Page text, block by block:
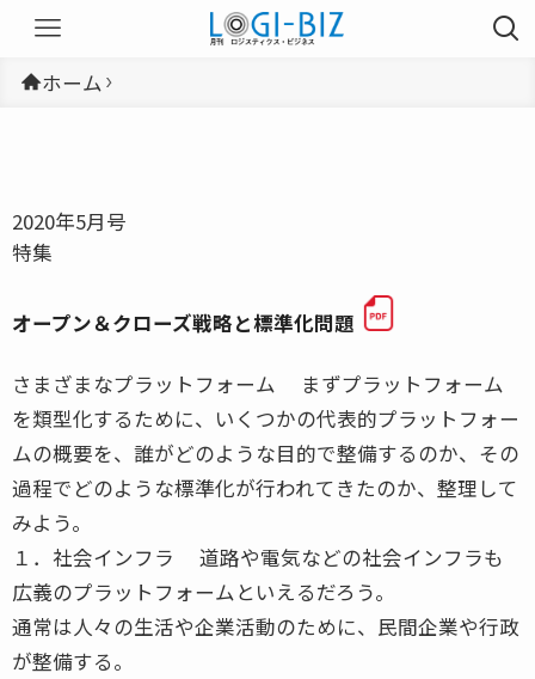
ホーム
2020年5月号
特集
オープン＆クローズ戦略と標準化問題
さまざまなプラットフォーム まずプラットフォーム
を類型化するために、いくつかの代表的プラットフォー
ムの概要を、誰がどのような目的で整備するのか、その
過程でどのような標準化が行われてきたのか、整理して
みよう。
１．社会インフラ 道路や電気などの社会インフラも
広義のプラットフォームといえるだろう。
通常は人々の生活や企業活動のために、民間企業や行政
が整備する。